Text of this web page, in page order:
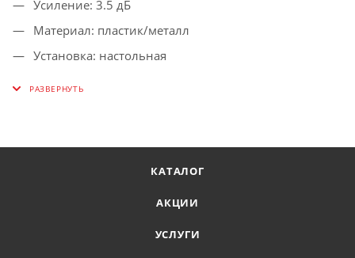
Усиление: 3.5 дБ
Материал: пластик/металл
Установка: настольная
КАТАЛОГ
АКЦИИ
УСЛУГИ